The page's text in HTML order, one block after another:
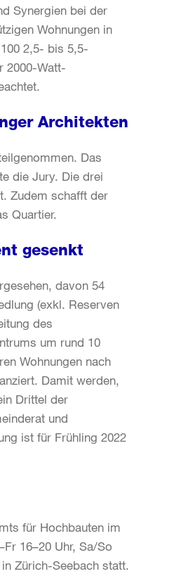
Synergien bei der
Wohnungen in
2,5- bis 5,5-
2000-Watt-
Architekten
Das
die Jury. Die drei
Zudem schafft der
Quartier.
gesenkt
davon 54
(exkl. Reserven
des
um rund 10
Wohnungen nach
Damit werden,
Drittel der
und
ist für Frühling 2022
für Hochbauten im
16–20 Uhr, Sa/So
Zürich-Seebach statt.